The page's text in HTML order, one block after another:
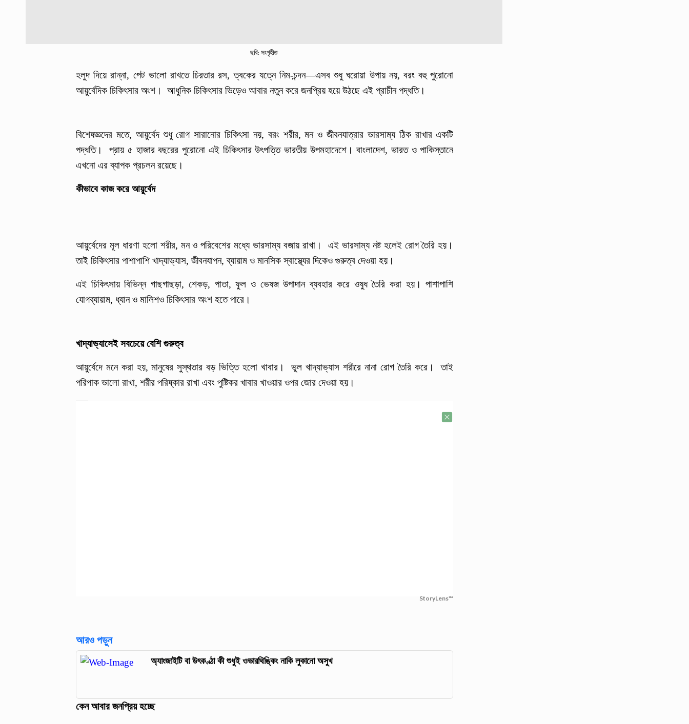
ছবি: সংগৃহীত
হলুদ দিয়ে রান্না, পেট ভালো রাখতে চিরতার রস, ত্বকের যত্নে নিম-চন্দন—এসব শুধু ঘরোয়া উপায় নয়, বরং বহু পুরোনো
আয়ুর্বেদিক চিকিৎসার অংশ। আধুনিক চিকিৎসার ভিড়েও আবার নতুন করে জনপ্রিয় হয়ে উঠছে এই প্রাচীন পদ্ধতি।
বিশেষজ্ঞদের মতে, আয়ুর্বেদ শুধু রোগ সারানোর চিকিৎসা নয়, বরং শরীর, মন ও জীবনযাত্রার ভারসাম্য ঠিক রাখার একটি
পদ্ধতি। প্রায় ৫ হাজার বছরের পুরোনো এই চিকিৎসার উৎপত্তি ভারতীয় উপমহাদেশে। বাংলাদেশ, ভারত ও পাকিস্তানে
এখনো এর ব্যাপক প্রচলন রয়েছে।
কীভাবে কাজ করে আয়ুর্বেদ
আয়ুর্বেদের মূল ধারণা হলো শরীর, মন ও পরিবেশের মধ্যে ভারসাম্য বজায় রাখা। এই ভারসাম্য নষ্ট হলেই রোগ তৈরি হয়।
তাই চিকিৎসার পাশাপাশি খাদ্যাভ্যাস, জীবনযাপন, ব্যায়াম ও মানসিক স্বাস্থ্যের দিকেও গুরুত্ব দেওয়া হয়।
এই চিকিৎসায় বিভিন্ন গাছগাছড়া, শেকড়, পাতা, ফুল ও ভেষজ উপাদান ব্যবহার করে ওষুধ তৈরি করা হয়। পাশাপাশি
যোগব্যায়াম, ধ্যান ও মালিশও চিকিৎসার অংশ হতে পারে।
খাদ্যাভ্যাসেই সবচেয়ে বেশি গুরুত্ব
আয়ুর্বেদে মনে করা হয়, মানুষের সুস্থতার বড় ভিত্তি হলো খাবার। ভুল খাদ্যাভ্যাস শরীরে নানা রোগ তৈরি করে। তাই
পরিপাক ভালো রাখা, শরীর পরিষ্কার রাখা এবং পুষ্টিকর খাবার খাওয়ার ওপর জোর দেওয়া হয়।
StoryLens™
আরও পড়ুন
অ্যাংজাইটি বা উৎকণ্ঠা কী শুধুই ওভারথিঙ্কিং নাকি লুকানো অসুখ
কেন আবার জনপ্রিয় হচ্ছে